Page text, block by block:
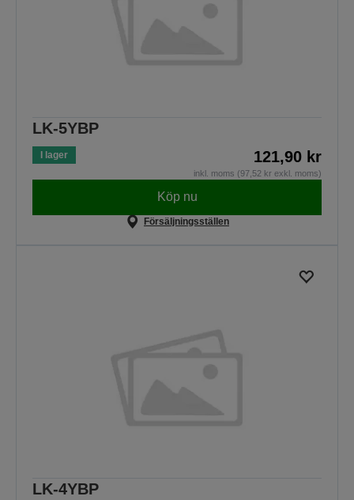
LK-5YBP
I lager 121,90 kr
inkl. moms (97,52 kr exkl. moms)
Köp nu
Försäljningsställen
LK-4YBP